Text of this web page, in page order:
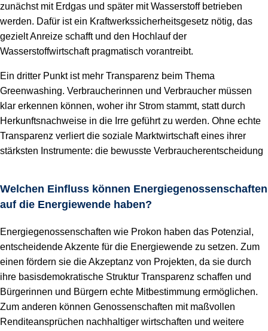
zunächst mit Erdgas und später mit Wasserstoff betrieben
werden. Dafür ist ein Kraftwerkssicherheitsgesetz nötig, das
gezielt Anreize schafft und den Hochlauf der
Wasserstoffwirtschaft pragmatisch vorantreibt.
Ein dritter Punkt ist mehr Transparenz beim Thema
Greenwashing. Verbraucherinnen und Verbraucher müssen
klar erkennen können, woher ihr Strom stammt, statt durch
Herkunftsnachweise in die Irre geführt zu werden. Ohne echte
Transparenz verliert die soziale Marktwirtschaft eines ihrer
stärksten Instrumente: die bewusste Verbraucherentscheidung
Welchen Einfluss können Energiegenossenschaften
auf die Energiewende haben?
Energiegenossenschaften wie Prokon haben das Potenzial,
entscheidende Akzente für die Energiewende zu setzen. Zum
einen fördern sie die Akzeptanz von Projekten, da sie durch
ihre basisdemokratische Struktur Transparenz schaffen und
Bürgerinnen und Bürgern echte Mitbestimmung ermöglichen.
Zum anderen können Genossenschaften mit maßvollen
Renditeansprüchen nachhaltiger wirtschaften und weitere